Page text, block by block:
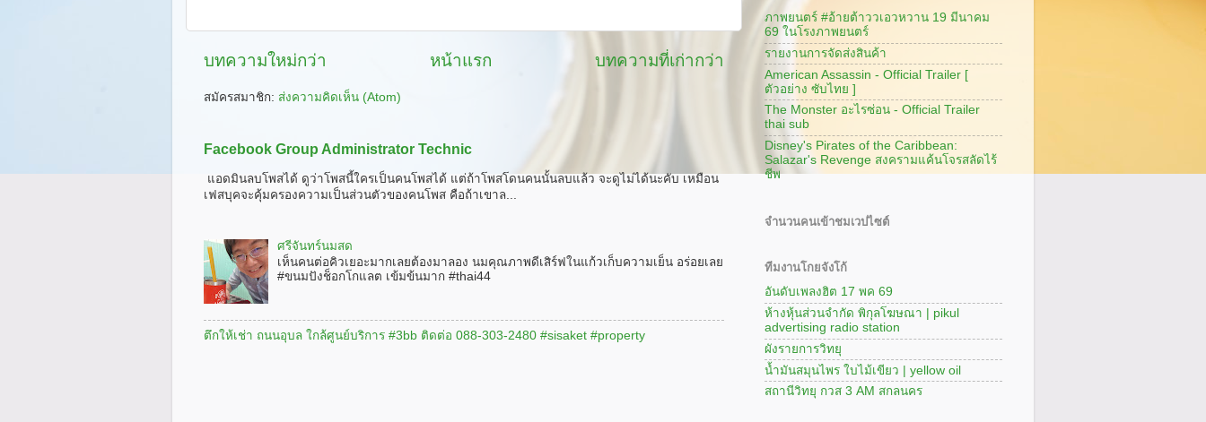
บทความใหม่กว่า บทความที่เก่ากว่า
หน้าแรก
สมัครสมาชิก: ส่งความคิดเห็น (Atom)
Facebook Group Administrator Technic
แอดมินลบโพสได้ ดูว่าโพสนี้ใครเป็นคนโพสได้ แต่ถ้าโพสโดนคนนั้นลบแล้ว จะดูไม่ได้นะคับ เหมือน
เฟสบุคจะคุ้มครองความเป็นส่วนตัวของคนโพส คือถ้าเขาล...
ศรีจันทร์นมสด
เห็นคนต่อคิวเยอะมากเลยต้องมาลอง นมคุณภาพดีเสิร์ฟในแก้วเก็บความเย็น อร่อยเลย
#ขนมปังช็อกโกแลต เข้มข้นมาก #thai44
ตึกให้เช่า ถนนอุบล ใกล้ศูนย์บริการ #3bb ติดต่อ 088-303-2480 #sisaket #property
ภาพยนตร์ #อ้ายต้าววเอวหวาน 19 มีนาคม
69 ในโรงภาพยนตร์
รายงานการจัดส่งสินค้า
American Assassin - Official Trailer [
ตัวอย่าง ซับไทย ]
The Monster อะไรซ่อน - Official Trailer
thai sub
Disney's Pirates of the Caribbean:
Salazar's Revenge สงครามแค้นโจรสลัดไร้
ชีพ
จำนวนคนเข้าชมเวปไซต์
ทีมงานโกยจังโก้
อันดับเพลงฮิต 17 พค 69
ห้างหุ้นส่วนจำกัด พิกุลโฆษณา | pikul
advertising radio station
ผังรายการวิทยุ
น้ำมันสมุนไพร ใบไม้เขียว | yellow oil
สถานีวิทยุ กวส 3 AM สกลนคร